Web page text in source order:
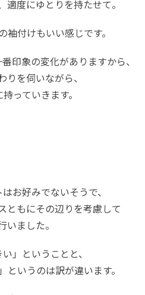
適度にゆとりを持たせて。
袖付けもいい感じです。
印象の変化がありますから、
りを伺いながら、
っていきます。
お好みでないそうで、
ともにその辺りを考慮して
いました。
い」ということと、
というのは訳が違います。